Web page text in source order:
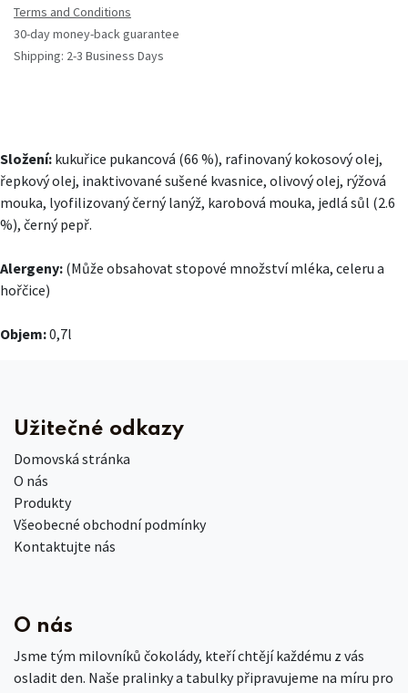
Terms and Conditions
30-day money-back guarantee
Shipping: 2-3 Business Days
Složení: kukuřice pukancová (66 %), rafinovaný kokosový olej,
řepkový olej, inaktivované sušené kvasnice, olivový olej, rýžová
mouka, lyofilizovaný černý lanýž, karobová mouka, jedlá sůl (2.6
%), černý pepř.
Alergeny: (Může obsahovat stopové množství mléka, celeru a
hořčice)
Objem:0,7l
Užitečné odkazy
Domovská stránka
O nás
Produkty
Všeobecné obchodní podmínky
Kontaktujte nás
O nás
Jsme tým milovníků čokolády, kteří chtějí každému z vás
osladit den. Naše pralinky a tabulky připravujeme na míru pro